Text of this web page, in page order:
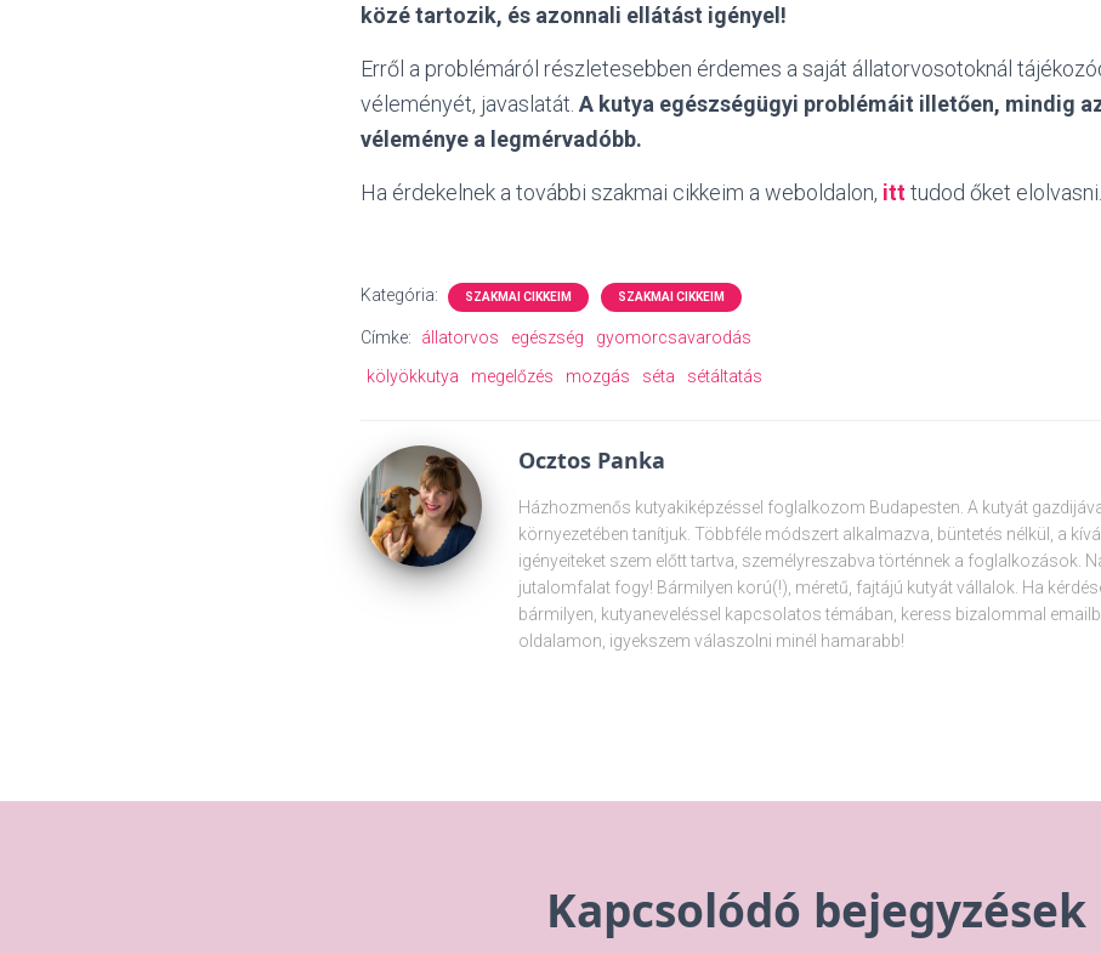
közé tartozik, és azonnali ellátást igényel!
Erről a problémáról részletesebben érdemes a saját állatorvosotoknál
véleményét, javaslatát. A kutya egészségügyi problémáit illetően, mindig
véleménye a legmérvadóbb.
Ha érdekelnek a további szakmai cikkeim a weboldalon, itttudod őket elolvasni.
Kategória: SZAKMAI CIKKEIM SZAKMAI CIKKEIM
Címke: állatorvos egészség
gyomorcsavarodás
kölyökkutya
megelőzés mozgás séta sétáltatás
Ocztos Panka
Házhozmenős kutyakiképzéssel foglalkozom Budapesten. A kutyát
környezetében tanítjuk. Többféle módszert alkalmazva, büntetés nélkül, a
igényeiteket szem előtt tartva, személyreszabva történnek a foglalkozások.
jutalomfalat fogy! Bármilyen korú(!), méretű, fajtájú kutyát vállalok. Ha
bármilyen, kutyaneveléssel kapcsolatos témában, keress bizalommal
oldalamon, igyekszem válaszolni minél hamarabb!
Kapcsolódó bejegyzések